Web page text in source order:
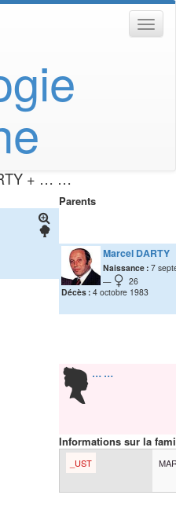
+ … …
Parents
Marcel DARTY
Naissance : 7
26
Décès : 4 octobre 1983
… …
Informations sur la
_UST